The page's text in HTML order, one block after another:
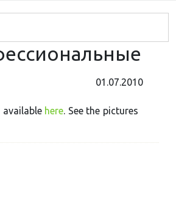
01.07.2010
here. See the pictures